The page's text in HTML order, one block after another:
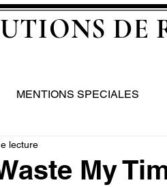
DE
MENTIONS SPECIALES
My
lecture